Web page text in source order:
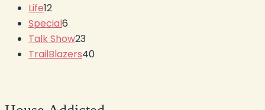
Life12
Special6
Talk Show23
TrailBlazers40